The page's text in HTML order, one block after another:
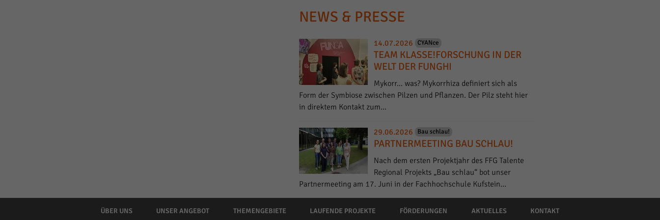
NEWS & PRESSE
14.07.2026 CYANce
TEAM KLASSE!FORSCHUNG IN DER
WELT DER FUNGHI
Mykorr… was? Mykorrhiza definiert sich als
Form der Symbiose zwischen Pilzen und Pflanzen. Der Pilz steht hier
in direktem Kontakt zum…
29.06.2026 Bau schlau!
PARTNERMEETING BAU SCHLAU!
Nach dem ersten Projektjahr des FFG Talente
Regional Projekts „Bau schlau“ bot unser
Partnermeeting am 17. Juni in der Fachhochschule Kufstein…
ÜBER UNS UNSER ANGEBOT THEMENGEBIETE LAUFENDE PROJEKTE FÖRDERUNGEN AKTUELLES KONTAKT